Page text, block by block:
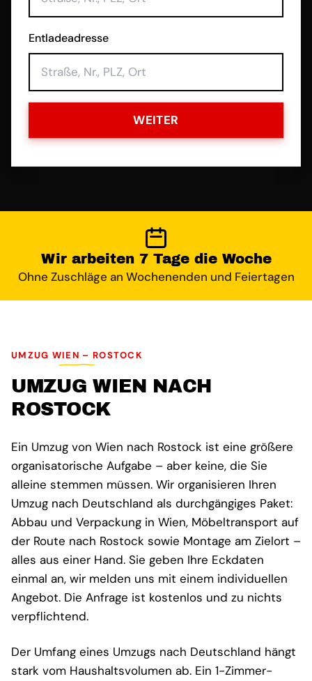
Entladeadresse
WEITER
Wir arbeiten 7 Tage die Woche
Ohne Zuschläge an Wochenenden und Feiertagen
UMZUG WIEN – ROSTOCK
UMZUG WIEN NACH
ROSTOCK
Ein Umzug von Wien nach Rostock ist eine größere
organisatorische Aufgabe – aber keine, die Sie
alleine stemmen müssen. Wir organisieren Ihren
Umzug nach Deutschland als durchgängiges Paket:
Abbau und Verpackung in Wien, Möbeltransport auf
der Route nach Rostock sowie Montage am Zielort –
alles aus einer Hand. Sie geben Ihre Eckdaten
einmal an, wir melden uns mit einem individuellen
Angebot. Die Anfrage ist kostenlos und zu nichts
verpflichtend.
Der Umfang eines Umzugs nach Deutschland hängt
stark vom Haushaltsvolumen ab. Ein 1-Zimmer-